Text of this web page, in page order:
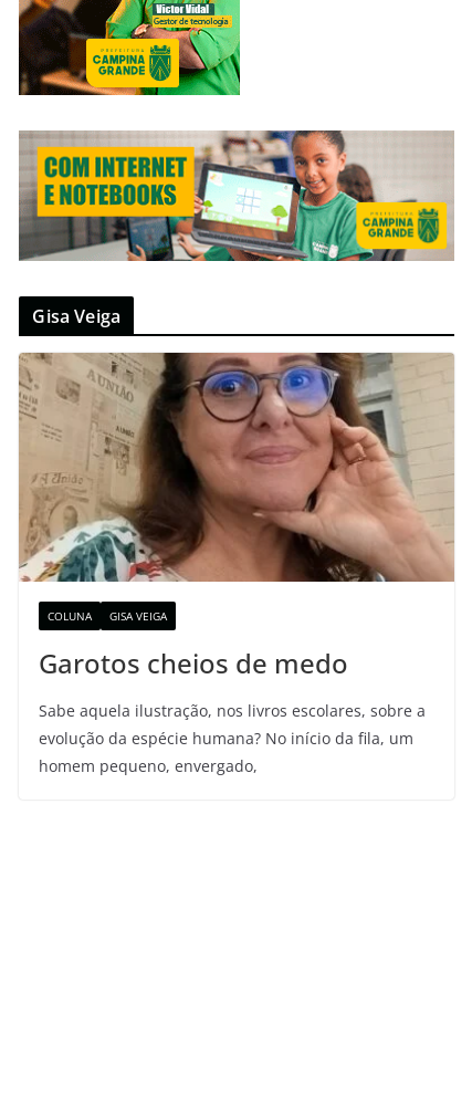
Gisa Veiga
COLUNA GISA VEIGA
Garotos cheios de medo
Sabe aquela ilustração, nos livros escolares, sobre a
evolução da espécie humana? No início da fila, um
homem pequeno, envergado,